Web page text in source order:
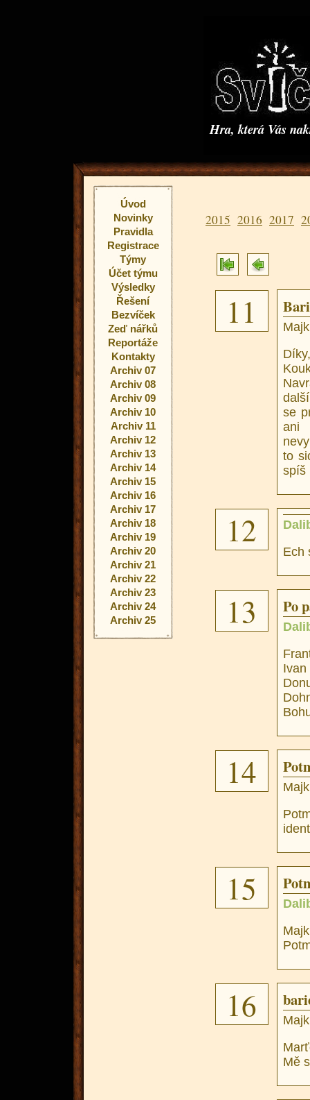
Hra, která Vás
Úvod
Novinky
Pravidla
Registrace
Týmy
Účet týmu
Výsledky
Řešení
Bezvíček
Zeď nářků
Reportáže
Kontakty
Archiv 07
Archiv 08
Archiv 09
Archiv 10
Archiv 11
Archiv 12
Archiv 13
Archiv 14
Archiv 15
Archiv 16
Archiv 17
Archiv 18
Archiv 19
Archiv 20
Archiv 21
Archiv 22
Archiv 23
Archiv 24
Archiv 25
2017
2016
2015
11
se
ani
to
spíš
12
Ech
13 Po
14
15
16
Mě